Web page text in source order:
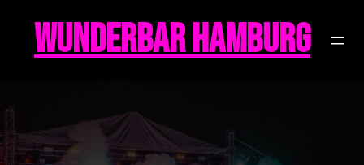
Inhalt
springenWunderBar Hamburg